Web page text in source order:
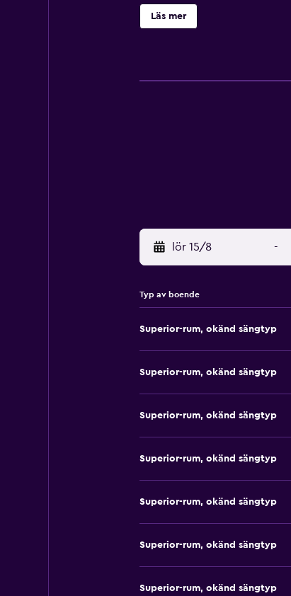
rummet. Badrummen har
(passar för 3–5 personer
Läs mer
lör 15/8 -
Typ av boende
Superior-rum, okänd sängtyp
Superior-rum, okänd sängtyp
Superior-rum, okänd sängtyp
Superior-rum, okänd sängtyp
Superior-rum, okänd sängtyp
Superior-rum, okänd sängtyp
Superior-rum, okänd sängtyp